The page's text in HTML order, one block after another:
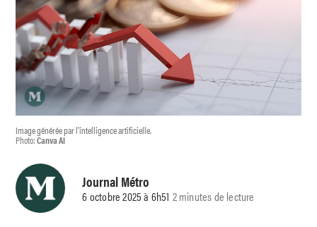
Image générée par l'intelligence artificielle.
Photo:Canva AI
Journal Métro
6 octobre 2025 à 6h51 2 minutes de lecture